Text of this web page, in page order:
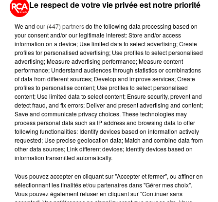
CANICULE : POURQUOI LES
BOUTEILLES D'EAU
DISPARAISSENT DES RAYONS...
5 août 2026
MANGER SAINEMENT COÛTE 25 %
PLUS CHER QU'IL Y A CINQ ANS,
ALERTE L’ONU
5 août 2026
QUELLES SONT LES MARQUES QUI
OFFRENT LE MEILLEUR RAPPORT...
Le respect de votre vie privée est notre priorité
We and our (447) partnersdo the following data processing based on
your consent and/or our legitimate interest: Store and/or access
information on a device; Use limited data to select advertising; Create
profiles for personalised advertising; Use profiles to select personalised
advertising; Measure advertising performance; Measure content
performance; Understand audiences through statistics or combinations
of data from different sources; Develop and improve services; Create
profiles to personalise content; Use profiles to select personalised
content; Use limited data to select content; Ensure security, prevent and
detect fraud, and fix errors; Deliver and present advertising and content;
Save and communicate privacy choices. These technologies may
process personal data such as IP address and browsing data to offer
following functionalities: Identify devices based on information actively
requested; Use precise geolocation data; Match and combine data from
other data sources; Link different devices; Identify devices based on
information transmitted automatically.
Vous pouvez accepter en cliquant sur "Accepter et fermer", ou affiner en
sélectionnant les finalités et/ou partenaires dans "Gérer mes choix".
Vous pouvez également refuser en cliquant sur "Continuer sans